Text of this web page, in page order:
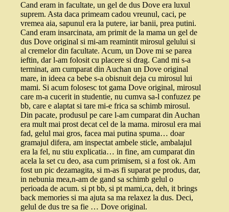
Cand eram in facultate, un gel de dus Dove era luxul
suprem. Asta daca primeam cadou vreunul, caci, pe
vremea aia, sapunul era la putere, iar banii, prea putini.
Cand eram insarcinata, am primit de la mama un gel de
dus Dove original si mi-am reamintit mirosul gelului si
al cremelor din facultate. Acum, un Dove mi se parea
ieftin, dar l-am folosit cu placere si drag. Cand mi s-a
terminat, am cumparat din Auchan un Dove original
mare, in ideea ca bebe s-a obisnuit deja cu mirosul lui
mami. Si acum folosesc tot gama Dove original, mirosul
care m-a cucerit in studentie, nu cumva sa-l confuzez pe
bb, care e alaptat si tare mi-e frica sa schimb mirosul.
Din pacate, produsul pe care l-am cumparat din Auchan
era mult mai prost decat cel de la mama. mirosul era mai
fad, gelul mai gros, facea mai putina spuma… doar
gramajul difera, am inspectat ambele sticle, ambalajul
era la fel, nu stiu explicatia… in fine, am cumparat din
acela la set cu deo, asa cum primisem, si a fost ok. Am
fost un pic dezamagita, si m-as fi suparat pe produs, dar,
in nebunia mea,n-am de gand sa schimb gelul o
perioada de acum. si pt bb, si pt mami,ca, deh, it brings
back memories si ma ajuta sa ma relaxez la dus. Deci,
gelul de dus tre sa fie … Dove original.